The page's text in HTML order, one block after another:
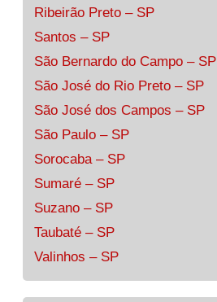
Ribeirão Preto – SP
Santos – SP
São Bernardo do Campo – SP
São José do Rio Preto – SP
São José dos Campos – SP
São Paulo – SP
Sorocaba – SP
Sumaré – SP
Suzano – SP
Taubaté – SP
Valinhos – SP